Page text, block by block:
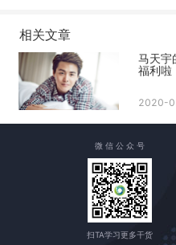
相关文章
马天宇
福利啦
2020-
微 信 公 众 号
扫TA学习更多干货